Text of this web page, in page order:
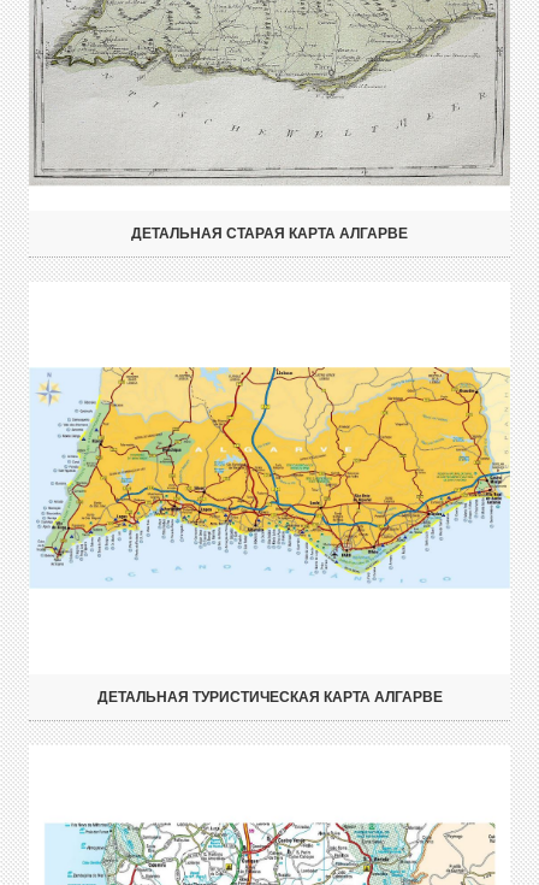
ДЕТАЛЬНАЯ СТАРАЯ КАРТА АЛГАРВЕ
ДЕТАЛЬНАЯ ТУРИСТИЧЕСКАЯ КАРТА АЛГАРВЕ